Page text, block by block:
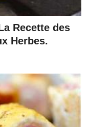
Recette des
Herbes.